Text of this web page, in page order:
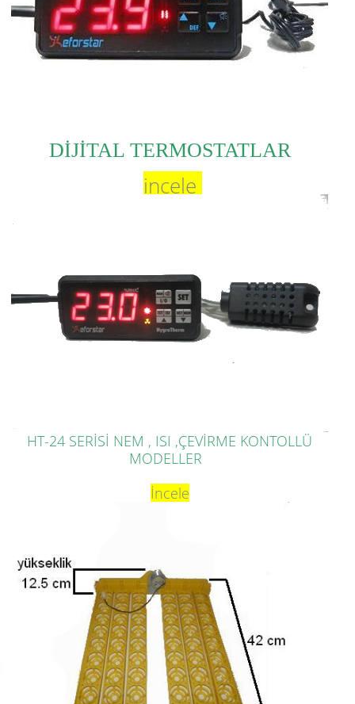
DİJİTAL TERMOSTATLAR
incele
HT-24 SERİSİ NEM , ISI ,ÇEVİRME KONTOLLÜ
MODELLER
İncele